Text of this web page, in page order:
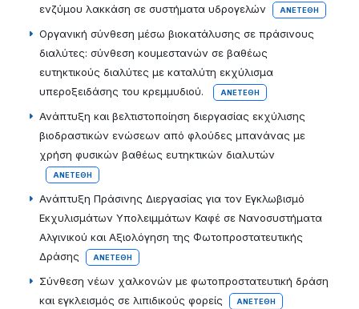
ενζύμου λακκάση σε συστήματα υδρογελών ΑΝΕΤΈΘΗ
Οργανική σύνθεση μέσω βιοκατάλυσης σε πράσινους
διαλύτες: σύνθεση κουμεστανών σε βαθέως
ευτηκτικούς διαλύτες με καταλύτη εκχύλισμα
υπεροξειδάσης του κρεμμυδιού.
ΑΝΕΤΈΘΗ
Ανάπτυξη και βελτιστοποίηση διεργασίας εκχύλισης
βιοδραστικών ενώσεων από φλούδες μπανάνας με
χρήση φυσικών βαθέως ευτηκτικών διαλυτών
ΑΝΕΤΈΘΗ
Ανάπτυξη Πράσινης Διεργασίας για τον Εγκλωβισμό
Εκχυλισμάτων Υπολειμμάτων Καφέ σε Νανοσυστήματα
Αλγινικού και Αξιολόγηση της Φωτοπροστατευτικής
Δράσης
ΑΝΕΤΈΘΗ
Σύνθεση νέων χαλκονών με φωτοπροστατευτική δράση
και εγκλεισμός σε λιπιδικούς φορείς
ΑΝΕΤΈΘΗ